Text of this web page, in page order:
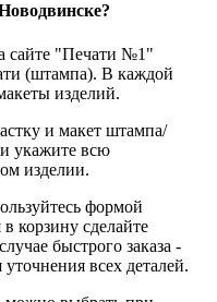
сайте "Печати №1"
(штампа). В каждой
изделий.
и макет штампа/
укажите всю
изделии.
формой
корзину сделайте
быстрого заказа -
всех деталей.